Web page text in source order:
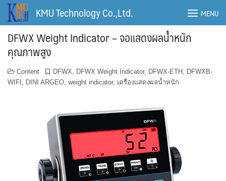
Skip
KMU Technology Co.,Ltd. MENU
DFWX Weight Indicator – จอแสดงผลน้ำหนัก
คุณภาพสูง
Content DFWX, DFWX Weight Indicator, DFWX-ETH , DFWXB-
WIFI , DINI ARGEO, weight indicator, เครื่องแสดงผลน้ำหนัก